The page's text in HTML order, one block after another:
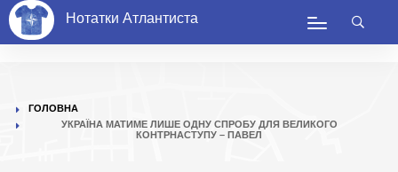
Нотатки Атлантиста
ГОЛОВНА
УКРАЇНА МАТИМЕ ЛИШЕ ОДНУ СПРОБУ ДЛЯ ВЕЛИКОГО
КОНТРНАСТУПУ – ПАВЕЛ